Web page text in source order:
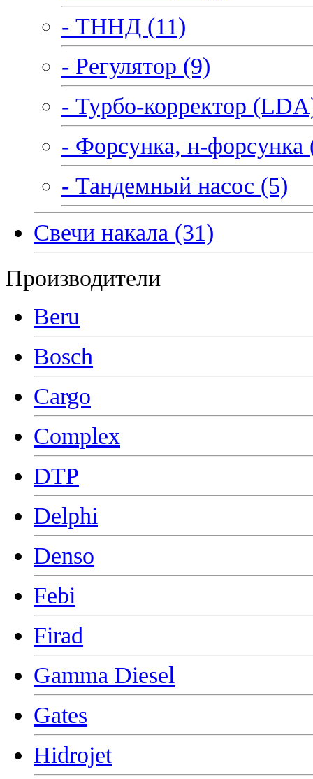
- ТННД (11)
- Регулятор (9)
- Турбо-корректор
- Форсунка, н-форсунка
- Тандемный насос (5)
Свечи накала (31)
Производители
Beru
Bosch
Cargo
Complex
DTP
Delphi
Denso
Febi
Firad
Gamma Diesel
Gates
Hidrojet